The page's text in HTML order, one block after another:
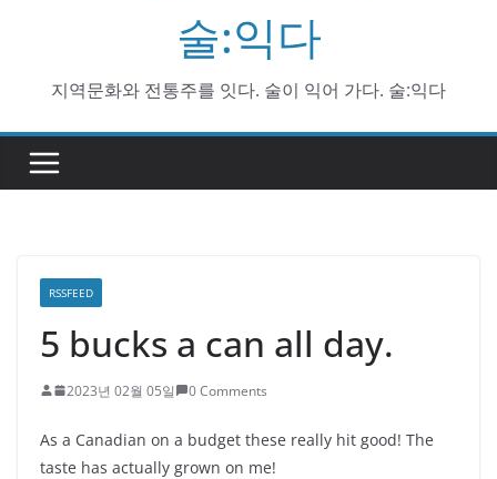
술:익다
지역문화와 전통주를 잇다. 술이 익어 가다. 술:익다
RSSFEED
5 bucks a can all day.
2023년 02월 05일 0 Comments
As a Canadian on a budget these really hit good! The
taste has actually grown on me!